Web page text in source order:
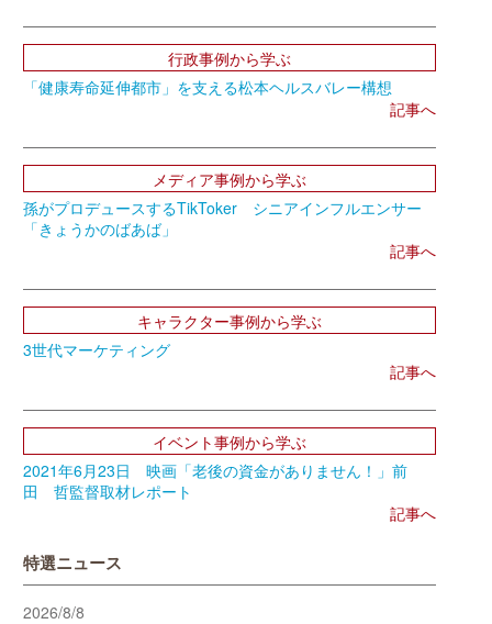
行政事例から学ぶ
「健康寿命延伸都市」を支える松本ヘルスバレー構想
記事へ
メディア事例から学ぶ
孫がプロデュースするTikToker シニアインフルエンサー
「きょうかのばあば」
記事へ
キャラクター事例から学ぶ
3世代マーケティング
記事へ
イベント事例から学ぶ
2021年6月23日 映画「老後の資金がありません！」前
田 哲監督取材レポート
記事へ
特選ニュース
2026/8/8